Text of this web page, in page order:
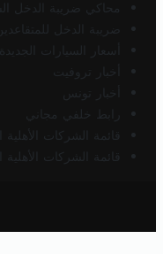
محاكي ضريبة الدخل
ضريبة الدخل
أسعار السيارات
أخبار تروفيت
أخبار تونس
رابط خلفي مجاني
قائمة الشركات الأهلية
قائمة الشركات الأهلية